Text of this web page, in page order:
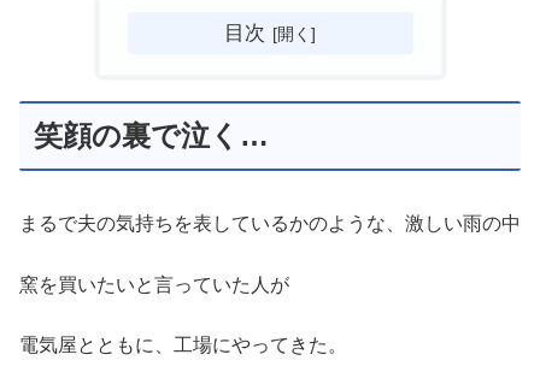
目次
笑顔の裏で泣く…
まるで夫の気持ちを表しているかのような、激しい雨の中
窯を買いたいと言っていた人が
電気屋とともに、工場にやってきた。